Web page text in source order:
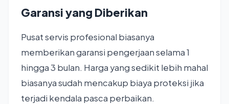
Garansi yang Diberikan
Pusat servis profesional biasanya
memberikan garansi pengerjaan selama 1
hingga 3 bulan. Harga yang sedikit lebih mahal
biasanya sudah mencakup biaya proteksi jika
terjadi kendala pasca perbaikan.